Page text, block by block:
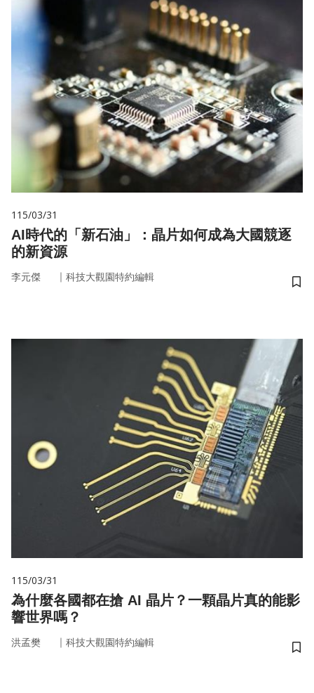
115/03/31
AI時代的「新石油」：晶片如何成為大國競逐
的新資源
李元傑 ｜ 科技大觀園特約編輯
儲
115/03/31
為什麼各國都在搶 AI 晶片？一顆晶片真的能影
響世界嗎？
洪孟樊 ｜ 科技大觀園特約編輯
儲